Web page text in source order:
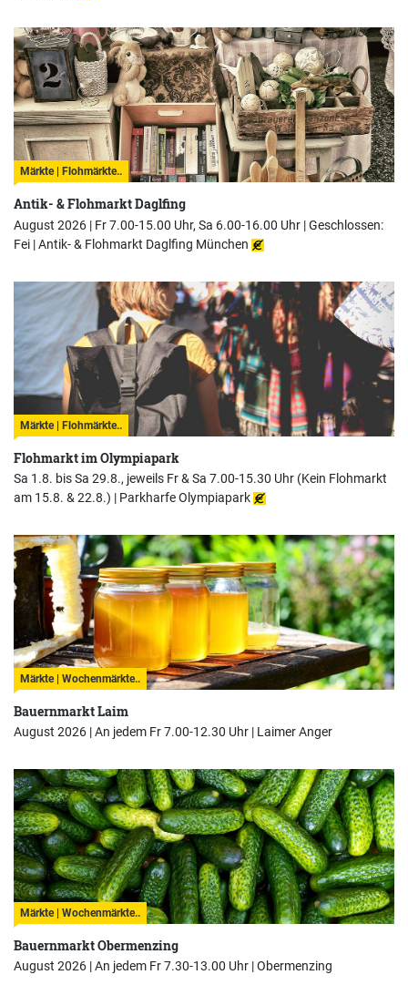
Märkte | Flohmärkte..
Antik- & Flohmarkt Daglfing
August 2026 | Fr 7.00-15.00 Uhr, Sa 6.00-16.00 Uhr | Geschlossen:
Fei |Antik- & Flohmarkt Daglfing München
Märkte | Flohmärkte..
Flohmarkt im Olympiapark
Sa 1.8. bis Sa 29.8., jeweils Fr & Sa 7.00-15.30 Uhr (Kein Flohmarkt
am 15.8. & 22.8.) | Parkharfe Olympiapark
Märkte | Wochenmärkte..
Bauernmarkt Laim
August 2026 | An jedem Fr 7.00-12.30 Uhr | Laimer Anger
Märkte | Wochenmärkte..
Bauernmarkt Obermenzing
August 2026 | An jedem Fr 7.30-13.00 Uhr |Obermenzing